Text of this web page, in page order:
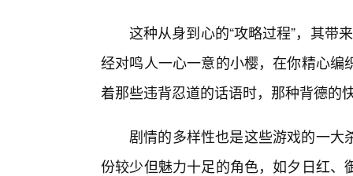
这种从身到心的“攻略过程”，其带
经对鸣人一心一意的小樱，在你精心
着那些违背忍道的话语时，那种背德的
剧情的多样性也是这些游戏的一大
份较少但魅力十足的角色，如夕日红